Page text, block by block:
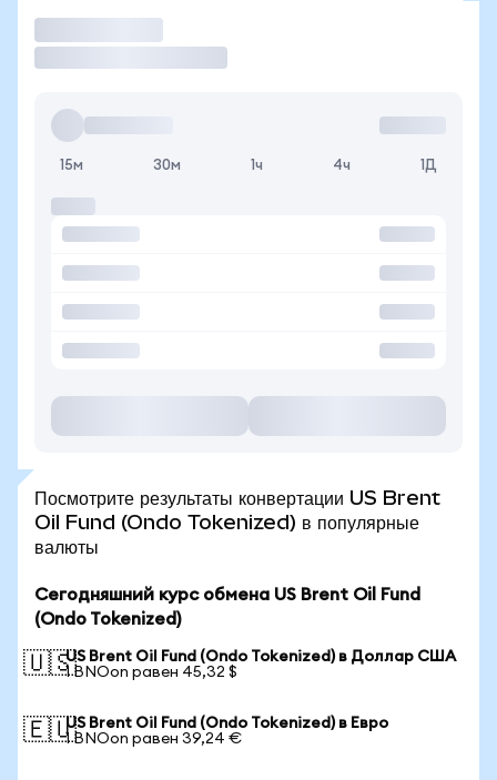
15м 30м 1ч 4ч 1Д
Посмотрите результаты конвертации US Brent
Oil Fund (Ondo Tokenized) в популярные
валюты
Сегодняшний курс обмена US Brent Oil Fund
(Ondo Tokenized)
🇺🇸US Brent Oil Fund (Ondo Tokenized) в Доллар США
1 BNOon равен 45,32 $
🇪🇺US Brent Oil Fund (Ondo Tokenized) в Евро
1 BNOon равен 39,24 €